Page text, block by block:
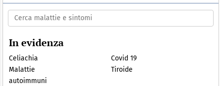
In evidenza
Celiachia
Covid 19
Malattie
autoimmuni
Tiroide